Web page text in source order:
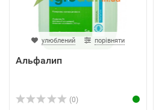
улюблений порівняти
Альфалип
(0)